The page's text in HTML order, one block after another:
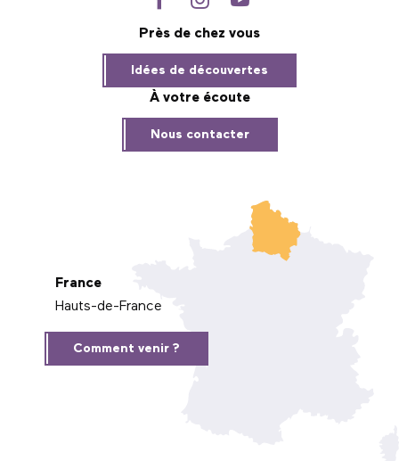
Près de chez vous
Idées de découvertes
À votre écoute
Nous contacter
France
Hauts-de-France
Comment venir ?